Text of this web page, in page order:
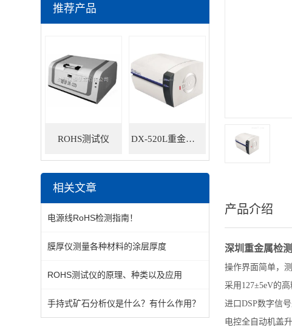
推荐产品
ROHS测试仪 DX-520L重金属ROHS检测仪
相关文章
电源线RoHS检测指南！
膜厚仪测量各种材料的涂层厚度
ROHS测试仪的原理、种类以及应用
手持式矿石分析仪是什么？有什么作用？
产品介绍
深圳重金属检
操作界面简单，
采用127±5eV的
进口DSP数字信
电控全自动机盖